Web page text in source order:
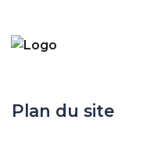
Plan du site